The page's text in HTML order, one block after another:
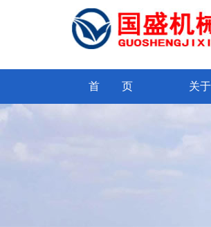
首 页 关